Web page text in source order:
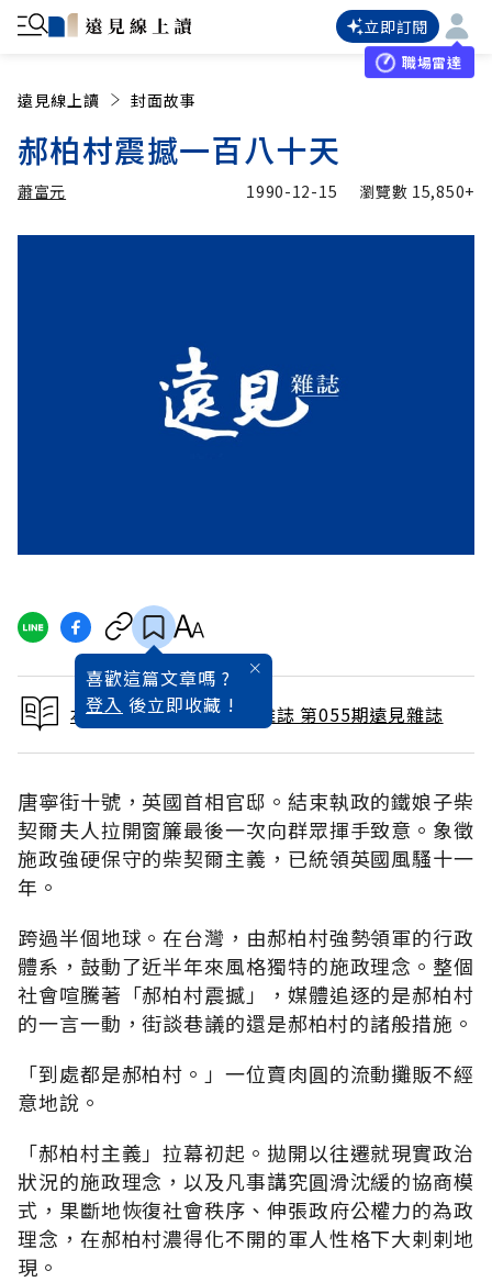
立即訂閱
職場雷達
遠見線上讀 封面故事
郝柏村震撼一百八十天
蕭富元 1990-12-15 瀏覽數 15,850+
喜歡這篇文章嗎 ?
登入 後立即收藏 !
本文出自 1991 / 1月號雜誌 第055期遠見雜誌
唐寧街十號，英國首相官邸。結束執政的鐵娘子柴
契爾夫人拉開窗簾最後一次向群眾揮手致意。象徵
施政強硬保守的柴契爾主義，已統領英國風騷十一
年。
跨過半個地球。在台灣，由郝柏村強勢領軍的行政
體系，鼓動了近半年來風格獨特的施政理念。整個
社會喧騰著「郝柏村震撼」，媒體追逐的是郝柏村
的一言一動，街談巷議的還是郝柏村的諸般措施。
「到處都是郝柏村。」一位賣肉圓的流動攤販不經
意地說。
「郝柏村主義」拉幕初起。拋開以往遷就現實政治
狀況的施政理念，以及凡事講究圓滑沈緩的協商模
式，果斷地恢復社會秩序、伸張政府公權力的為政
理念，在郝柏村濃得化不開的軍人性格下大剌剌地
現。